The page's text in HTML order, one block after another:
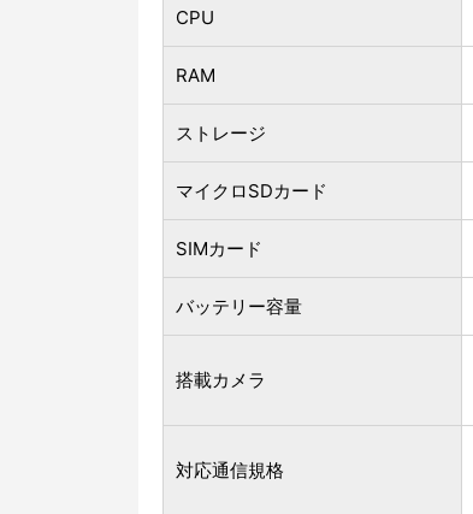
CPU
RAM
ストレージ
マイクロSDカード
SIMカード
バッテリー容量
搭載カメラ
対応通信規格